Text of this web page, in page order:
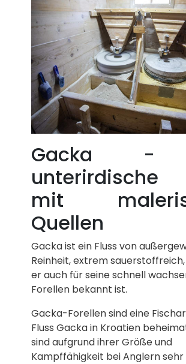
Gacka -
unterirdische
mit
Quellen
Gacka ist ein Fluss von
Reinheit, extrem
er auch für seine schnell
Forellen bekannt ist.
Gacka-Forellen sind eine
Fluss Gacka in Kroatien
sind aufgrund ihrer Größe und
Kampffähigkeit bei Anglern